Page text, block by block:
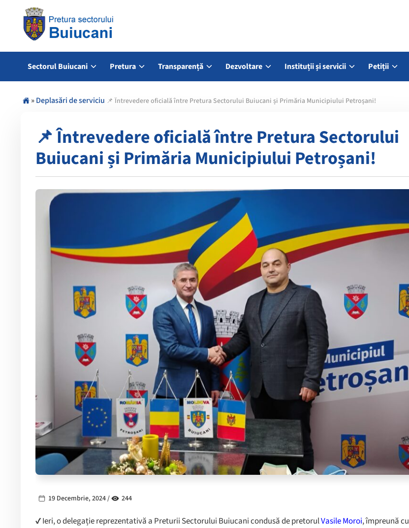
Sectorul Buiucani Pretura Transparență Dezvoltare Instituții și servicii Petiții
»Deplasări de serviciu 📌 Întrevedere oficială între Pretura Sectorului Buiucani și Primăria Municipiului Petroșani!
📌 Întrevedere oficială între Pretura Sectorului
Buiucani și Primăria Municipiului Petroșani!
19 Decembrie, 2024 / 244
✔ Ieri, o delegație reprezentativă a Preturii Sectorului Buiucani condusă de pretorulVasile Moroi, împreună cu